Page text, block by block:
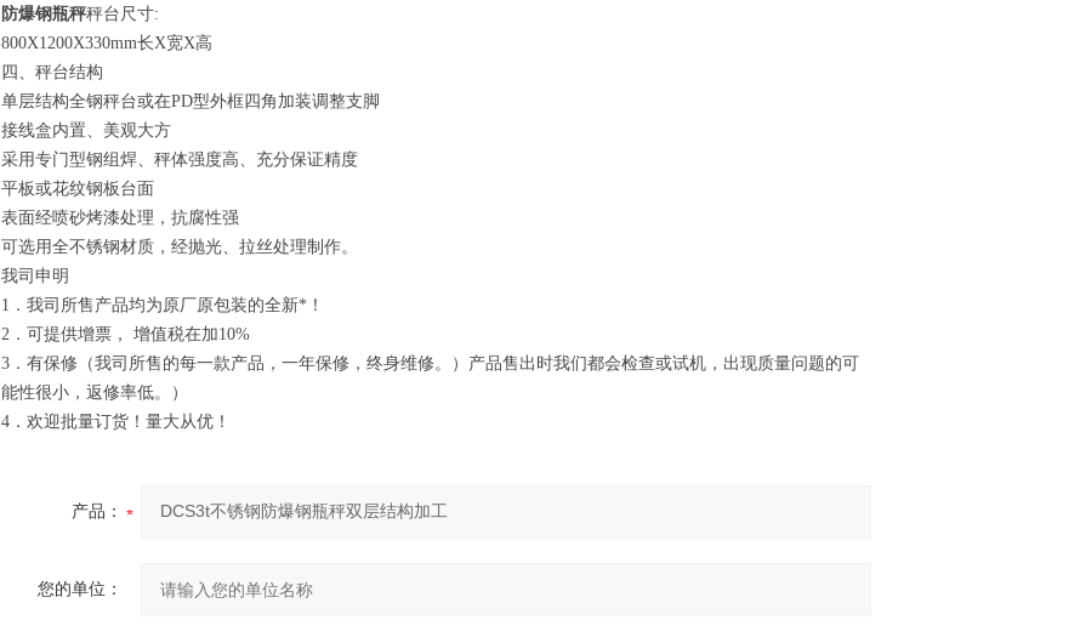
防爆钢瓶秤秤台尺寸:
800X1200X330mm长X宽X高
四、秤台结构
单层结构全钢秤台或在PD型外框四角加装调整支脚
接线盒内置、美观大方
采用专门型钢组焊、秤体强度高、充分保证精度
平板或花纹钢板台面
表面经喷砂烤漆处理，抗腐性强
可选用全不锈钢材质，经抛光、拉丝处理制作。
我司申明
1．我司所售产品均为原厂原包装的全新*！
2．可提供增票， 增值税在加10%
3．有保修（我司所售的每一款产品，一年保修，终身维修。）产品售出时我们都会检查或试机，出现质量问题的可
能性很小，返修率低。）
4．欢迎批量订货！量大从优！
产品：
您的单位：